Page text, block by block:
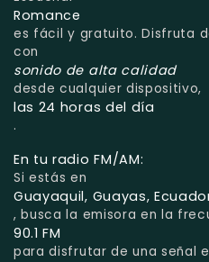
Romance
es fácil y gratuito. Disfruta
con
sonido de alta calidad
desde cualquier dispositivo,
las 24 horas del día
.
En tu radio FM/AM:
Si estás en
Guayaquil, Guayas,
, busca la emisora en la
90.1 FM
para disfrutar de una señal